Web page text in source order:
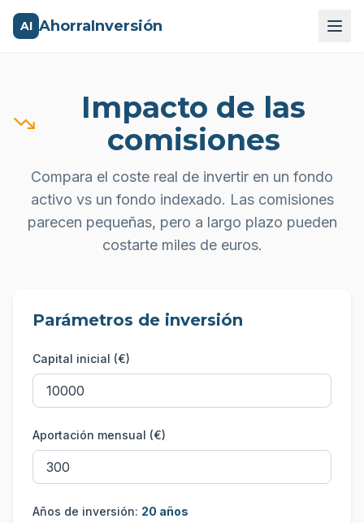
AI AhorraInversión
Impacto de las
comisiones
Compara el coste real de invertir en un fondo
activo vs un fondo indexado. Las comisiones
parecen pequeñas, pero a largo plazo pueden
costarte miles de euros.
Parámetros de inversión
Capital inicial (€)
Aportación mensual (€)
Años de inversión: 20 años